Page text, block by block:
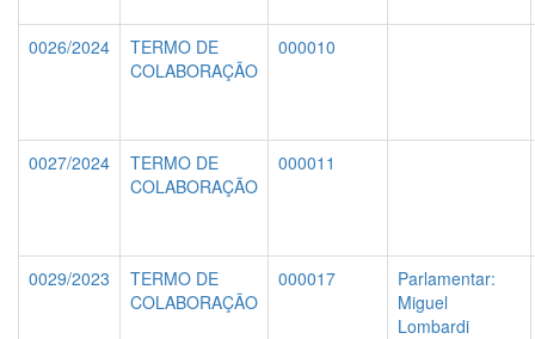
0026/2024
TERMO DE
COLABORAÇÃO
000010
0027/2024
TERMO DE
COLABORAÇÃO
000011
0029/2023
TERMO DE
COLABORAÇÃO
000017
Parlamentar:
Miguel
Lombardi